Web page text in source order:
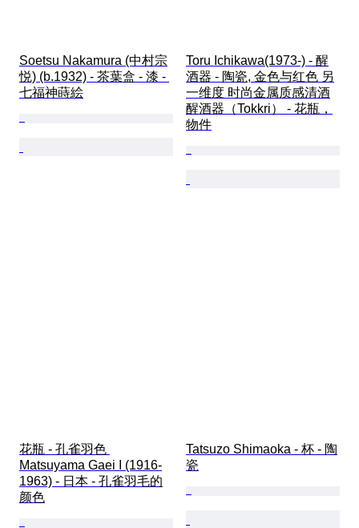
Soetsu Nakamura (中村宗
悦) (b.1932) - 茶葉盒 - 漆 -
七福神蒔絵
Toru Ichikawa(1973-) - 醒
酒器 - 陶瓷, 金色与红色 另
一维度 时尚金属质感清酒
醒酒器（Tokkri） - 花瓶，
物件
花瓶 - 孔雀羽色
Matsuyama Gaei I (1916-
1963) - 日本 - 孔雀羽毛的
颜色
Tatsuzo Shimaoka - 杯 - 陶
瓷